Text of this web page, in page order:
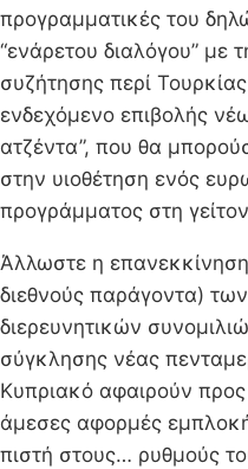
προγραμματικές του
“ενάρετου διαλόγου” με
συζήτησης περί
ενδεχόμενο επιβολής
ατζέντα”, που θα
στην υιοθέτηση ενός
προγράμματος στη
Άλλωστε η
διεθνούς παράγοντα)
διερευνητικών
σύγκλησης νέας
Κυπριακό αφαιρούν
άμεσες αφορμές
πιστή στους… ρυθμούς